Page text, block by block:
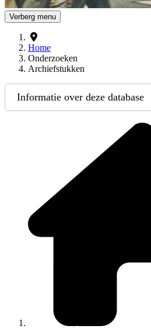
Verberg menu
Home
Onderzoeken
Archiefstukken
Informatie over deze database